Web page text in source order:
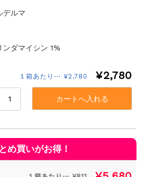
デルマ
ンダマイシン 1%
１箱あたり⋯ ¥2,780 ¥2,780